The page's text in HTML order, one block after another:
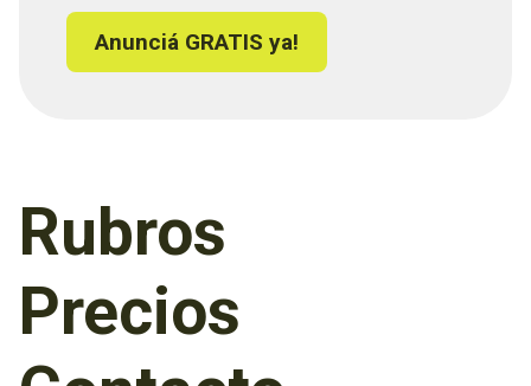
Anunciá GRATIS ya!
Rubros
Precios